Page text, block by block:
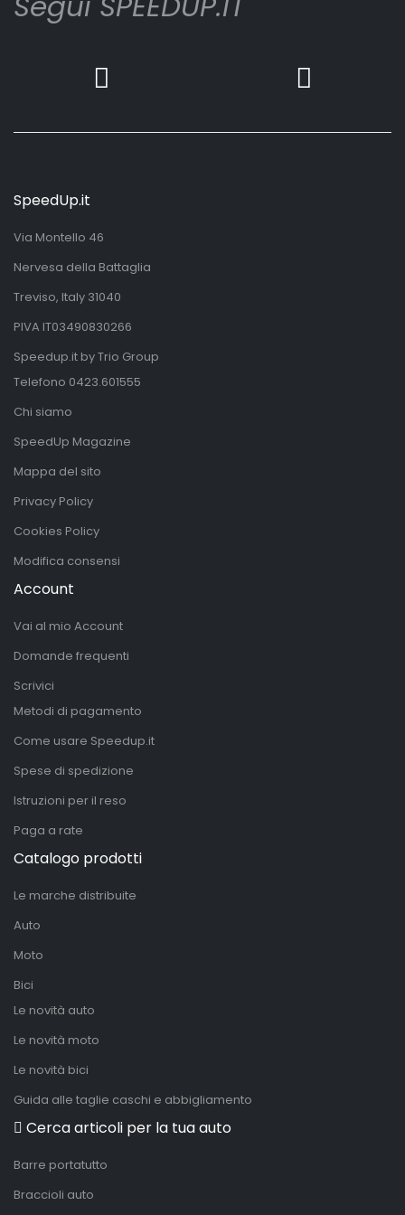
SpeedUp.it
Via Montello 46
Nervesa della Battaglia
Treviso, Italy 31040
PIVA IT03490830266
Speedup.it by Trio Group
Telefono 0423.601555
Chi siamo
SpeedUp Magazine
Mappa del sito
Privacy Policy
Cookies Policy
Modifica consensi
Account
Vai al mio Account
Domande frequenti
Scrivici
Metodi di pagamento
Come usare Speedup.it
Spese di spedizione
Istruzioni per il reso
Paga a rate
Catalogo prodotti
Le marche distribuite
Auto
Moto
Bici
Le novità auto
Le novità moto
Le novità bici
Guida alle taglie caschi e abbigliamento
Cerca articoli per la tua auto
Barre portatutto
Braccioli auto